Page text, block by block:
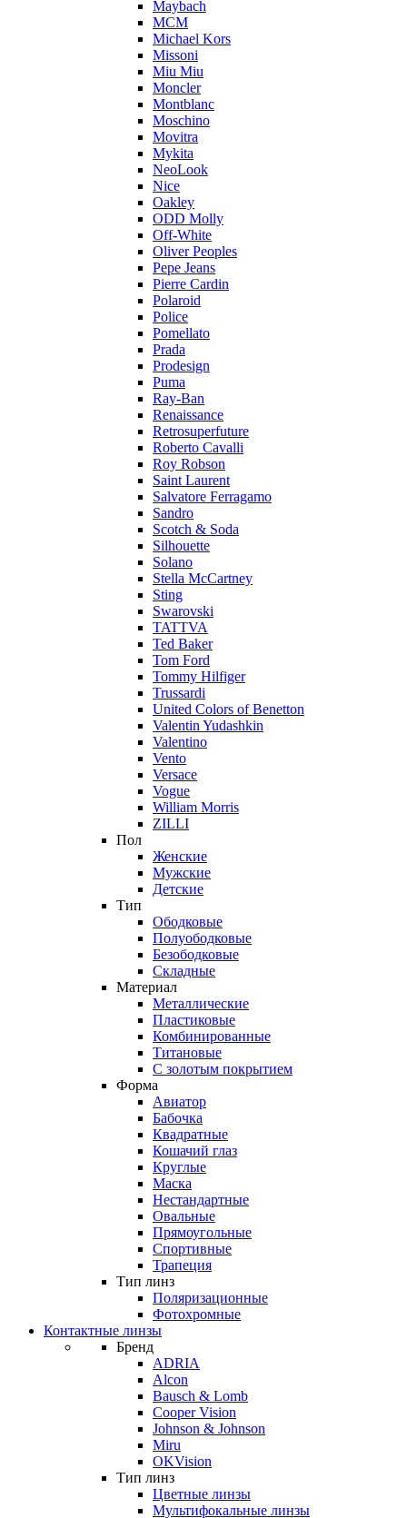
Maybach
MCM
Michael Kors
Missoni
Miu Miu
Moncler
Montblanc
Moschino
Movitra
Mykita
NeoLook
Nice
Oakley
ODD Molly
Off-White
Oliver Peoples
Pepe Jeans
Pierre Cardin
Polaroid
Police
Pomellato
Prada
Prodesign
Puma
Ray-Ban
Renaissance
Retrosuperfuture
Roberto Cavalli
Roy Robson
Saint Laurent
Salvatore Ferragamo
Sandro
Scotch & Soda
Silhouette
Solano
Stella McCartney
Sting
Swarovski
TATTVA
Ted Baker
Tom Ford
Tommy Hilfiger
Trussardi
United Colors of Benetton
Valentin Yudashkin
Valentino
Vento
Versace
Vogue
William Morris
ZILLI
Пол
Женские
Мужские
Детские
Тип
Ободковые
Полуободковые
Безободковые
Складные
Материал
Металлические
Пластиковые
Комбинированные
Титановые
С золотым покрытием
Форма
Авиатор
Бабочка
Квадратные
Кошачий глаз
Круглые
Маска
Нестандартные
Овальные
Прямоугольные
Спортивные
Трапеция
Тип линз
Поляризационные
Фотохромные
Контактные линзы
Бренд
ADRIA
Alcon
Bausch & Lomb
Cooper Vision
Johnson & Johnson
Miru
OKVision
Тип линз
Цветные линзы
Мультифокальные линзы